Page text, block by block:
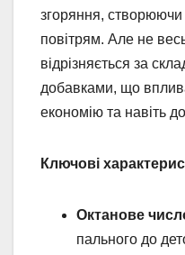
згоряння, створюючи
повітрям. Але не
відрізняється за
добавками, що
економію та навіть
Ключові
Октанове
пального до